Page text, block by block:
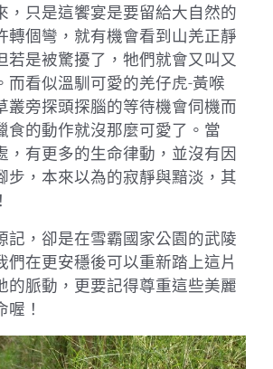
，只是這饗宴是要留給大自然的
轉個彎，就有機會看到山羌正靜
若是被驚擾了，牠們就會又叫又
而看似溫馴可愛的羌仔虎-黃喉
叢旁探頭探腦的等待機會伺機而
食的動作就沒那麼可愛了。當
，有更多的生命律動，並沒有因
步，本來以為的寂靜與黯淡，其
記，卻是在雪霸國家公園的武陵
們在更安穩後可以重新踏上這片
的脈動，更要記得尊重這些美麗
喔！